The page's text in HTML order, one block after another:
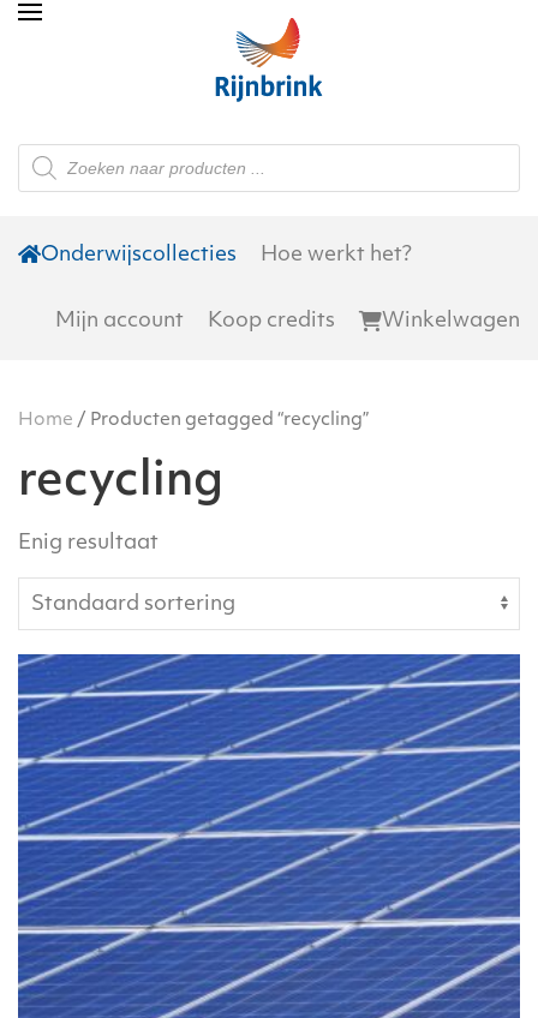
Skip to main content
Producten
zoeken
Onderwijscollecties Hoe werkt het?
Mijn account Koop credits Winkelwagen
Home / Producten getagged “recycling”
recycling
Enig resultaat